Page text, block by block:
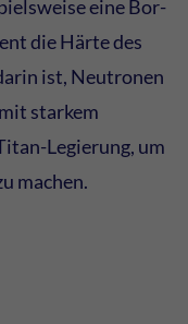
eine Bor-
die Härte des
ist, Neutronen
starkem
Legierung, um
machen.